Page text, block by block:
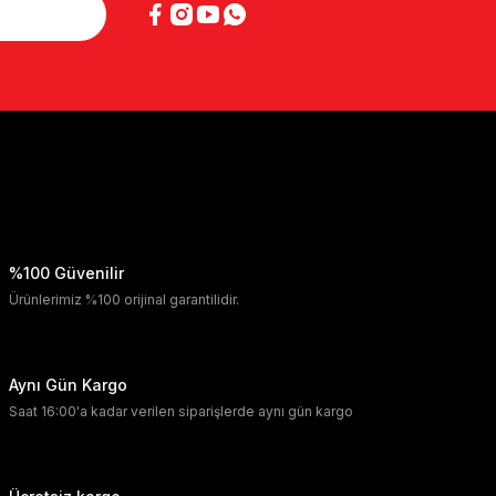
%100 Güvenilir
Ürünlerimiz %100 orijinal garantilidir.
Aynı Gün Kargo
Saat 16:00'a kadar verilen siparişlerde aynı gün kargo